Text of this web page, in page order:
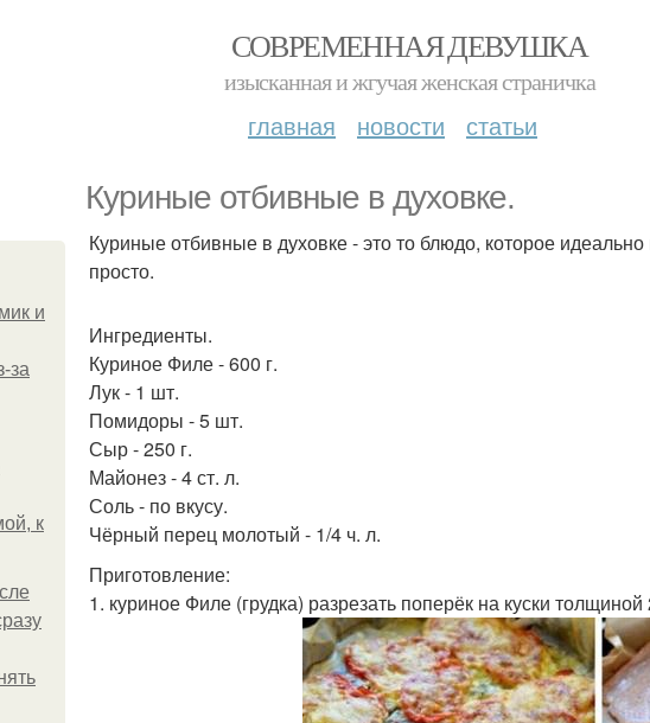
СОВРЕМЕННАЯ ДЕВУШКА
изысканная и жгучая женская страничка
главная новости статьи
Куриные отбивные в духовке.
и
за
к
Куриные отбивные в духовке - это то блюдо, которое
просто.
Ингредиенты.
Куриное Филе - 600 г.
Лук - 1 шт.
Помидоры - 5 шт.
Сыр - 250 г.
Майонез - 4 ст. л.
Соль - по вкусу.
Чёрный перец молотый - 1/4 ч. л.
Приготовление:
1. куриное Филе (грудка) разрезать поперёк на куски толщиной